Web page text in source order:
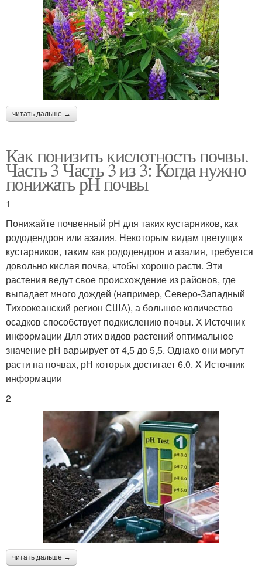
читать дальше →
Как понизить кислотность почвы.
Часть 3 Часть 3 из 3: Когда нужно
понижать рН почвы
1
Понижайте почвенный рН для таких кустарников, как
рододендрон или азалия. Некоторым видам цветущих
кустарников, таким как рододендрон и азалия, требуется
довольно кислая почва, чтобы хорошо расти. Эти
растения ведут свое происхождение из районов, где
выпадает много дождей (например, Северо-Западный
Тихоокеанский регион США), а большое количество
осадков способствует подкислению почвы. X Источник
информации Для этих видов растений оптимальное
значение рН варьирует от 4,5 до 5,5. Однако они могут
расти на почвах, рН которых достигает 6.0. X Источник
информации
2
читать дальше →